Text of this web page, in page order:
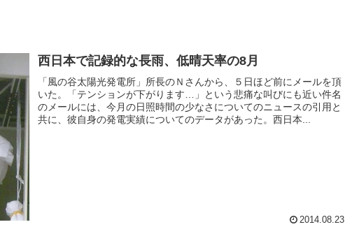
西日本で記録的な長雨、低晴天率の8月
「風の谷太陽光発電所」所長のＮさんから、５日ほど前にメールを頂
いた。「テンションが下がります…」という悲痛な叫びにも近い件名
のメールには、今月の日照時間の少なさについてのニュースの引用と
共に、彼自身の発電実績についてのデータがあった。西日本...
2014.08.23